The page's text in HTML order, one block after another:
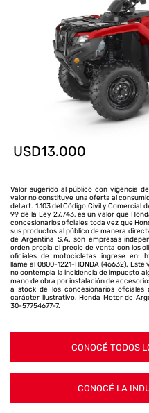
USD13.000
Valor sugerido al público con vigencia
valor no constituye una oferta al
del art. 1.103 del Código Civil y Comercial
99 de la Ley 27.743, es un valor que
concesionarios oficiales toda vez que
sus productos al público de manera
de Argentina S.A. son empresas
orden propia el precio de venta con los
oficiales de motocicletas ingrese en:
llame al 0800-1221-HONDA (46632).
no contempla la incidencia de impuesto
mano de obra por instalación de
a stock de los concesionarios
carácter ilustrativo. Honda Motor de
30-57754677-7.
CONOCÉ LA
CONOCÉ TODOS